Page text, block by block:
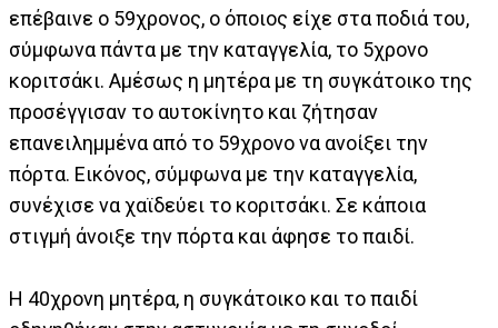
επέβαινε ο 59χρονος, ο όποιος είχε στα ποδιά του,
σύμφωνα πάντα με την καταγγελία, το 5χρονο
κοριτσάκι. Αμέσως η μητέρα με τη συγκάτοικο της
προσέγγισαν το αυτοκίνητο και ζήτησαν
επανειλημμένα από το 59χρονο να ανοίξει την
πόρτα. Εικόνος, σύμφωνα με την καταγγελία,
συνέχισε να χαϊδεύει το κοριτσάκι. Σε κάποια
στιγμή άνοιξε την πόρτα και άφησε το παιδί.
Η 40χρονη μητέρα, η συγκάτοικο και το παιδί